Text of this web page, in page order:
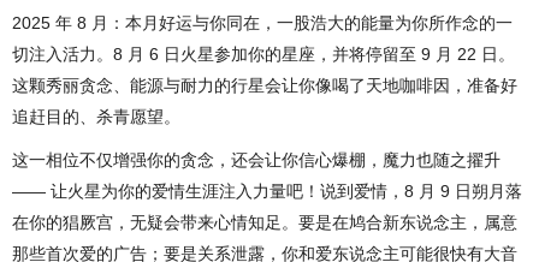
2025 年 8 月：本月好运与你同在，一股浩大的能量为你所作念的一
切注入活力。8 月 6 日火星参加你的星座，并将停留至 9 月 22 日。
这颗秀丽贪念、能源与耐力的行星会让你像喝了天地咖啡因，准备好
追赶目的、杀青愿望。
这一相位不仅增强你的贪念，还会让你信心爆棚，魔力也随之擢升
—— 让火星为你的爱情生涯注入力量吧！说到爱情，8 月 9 日朔月落
在你的猖厥宫，无疑会带来心情知足。要是在鸠合新东说念主，属意
那些首次爱的广告；要是关系泄露，你和爱东说念主可能很快有大音